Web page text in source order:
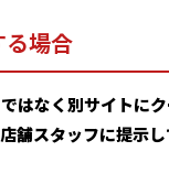
る場合
はなく別サイトに
舗スタッフに提示し